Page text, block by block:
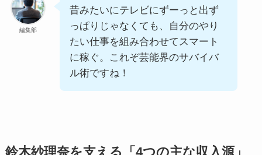
編集部
昔みたいにテレビにずーっと出ず
っぱりじゃなくても、自分のやり
たい仕事を組み合わせてスマート
に稼ぐ。これぞ芸能界のサバイバ
ル術ですね！
鈴木紗理奈を支える「4つの主な収入源」